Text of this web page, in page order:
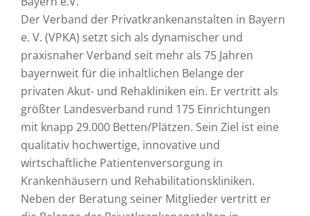
Der Verband der Privatkrankenanstalten in Bayern
e. V. (VPKA) setzt sich als dynamischer und
praxisnaher Verband seit mehr als 75 Jahren
bayernweit für die inhaltlichen Belange der
privaten Akut- und Rehakliniken ein. Er vertritt als
größter Landesverband rund 175 Einrichtungen
mit knapp 29.000 Betten/Plätzen. Sein Ziel ist eine
qualitativ hochwertige, innovative und
wirtschaftliche Patientenversorgung in
Krankenhäusern und Rehabilitationskliniken.
Neben der Beratung seiner Mitglieder vertritt er